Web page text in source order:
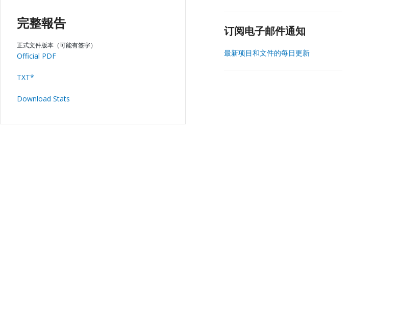
完整報告
正式文件版本（可能有签字）
Official PDF
TXT*
Download Stats
订阅电子邮件通知
最新项目和文件的每日更新